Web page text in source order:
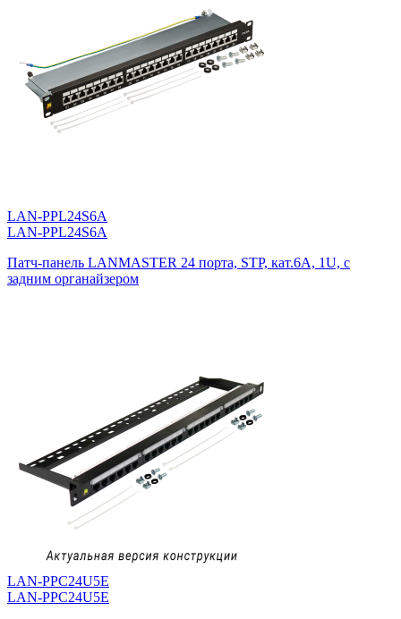
LAN-PPL24S6A
LAN-PPL24S6A
Патч-панель LANMASTER 24 порта, STP, кат.6A, 1U, с
задним органайзером
LAN-PPC24U5E
LAN-PPC24U5E